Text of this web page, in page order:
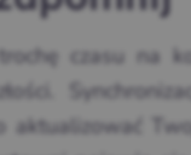
czasu na
aktualizować